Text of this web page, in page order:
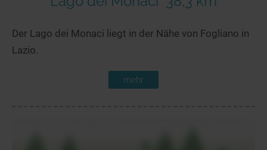
Der Lago dei Monaci liegt in der Nähe von Fogliano in
Lazio.
mehr